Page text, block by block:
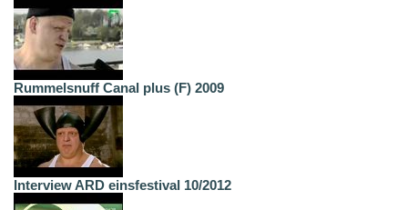
Rummelsnuff Canal plus (F) 2009
Interview ARD einsfestival 10/2012